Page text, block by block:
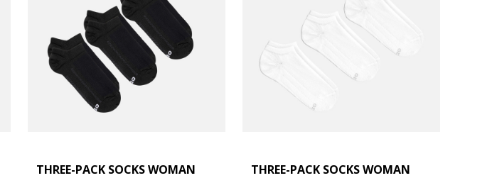
THREE-PACK SOCKS WOMAN THREE-PACK SOCKS WOMAN